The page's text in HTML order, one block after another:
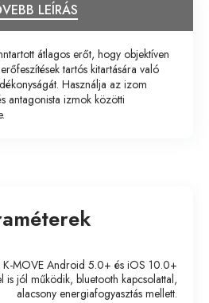
LEÍRÁS
átlagos erőt, hogy objektíven
tartós kitartására való
Használja az izom
antagonista izmok közötti
K-MOVE Android 5.0+ és iOS 10.0+
is jól működik, bluetooth kapcsolattal,
alacsony energiafogyasztás mellett.